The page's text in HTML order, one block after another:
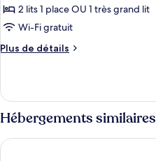
pour
ce
type
de
Chambre
Premium,
vue
parc
2 lits 1 place OU 1 très grand lit
Wi-Fi gratuit
Plus de détails
Plus
le
type
de
chambre
Chambre
Hébergements similaires
Quality Hotel Expo